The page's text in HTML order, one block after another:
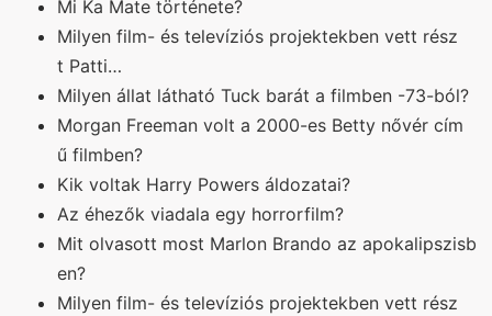
Mi Ka Mate története?
Milyen film- és televíziós projektekben vett rész
t Patti…
Milyen állat látható Tuck barát a filmben -73-ból?
Morgan Freeman volt a 2000-es Betty nővér cím
ű filmben?
Kik voltak Harry Powers áldozatai?
Az éhezők viadala egy horrorfilm?
Mit olvasott most Marlon Brando az apokalipszisb
en?
Milyen film- és televíziós projektekben vett rész